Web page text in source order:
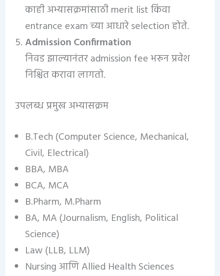
काही अभ्यासक्रमांसाठी merit list किंवा
entrance exam च्या आधारे selection होते.
Admission Confirmation
निवड झाल्यानंतर admission fee भरून प्रवेश
निश्चित करावा लागतो.
उपलब्ध प्रमुख अभ्यासक्रम
B.Tech (Computer Science, Mechanical,
Civil, Electrical)
BBA, MBA
BCA, MCA
B.Pharm, M.Pharm
BA, MA (Journalism, English, Political
Science)
Law (LLB, LLM)
Nursing आणि Allied Health Sciences